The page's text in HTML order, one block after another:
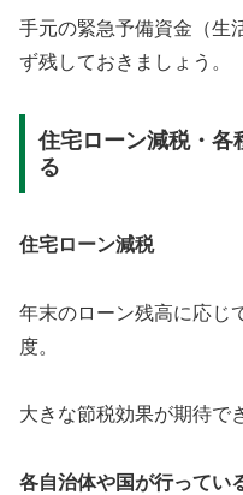
手元の緊急予備資金（生
ず残しておきましょう。
住宅ローン減税・各
る
住宅ローン減税
年末のローン残高に応じ
度。
大きな節税効果が期待で
各自治体や国が行ってい